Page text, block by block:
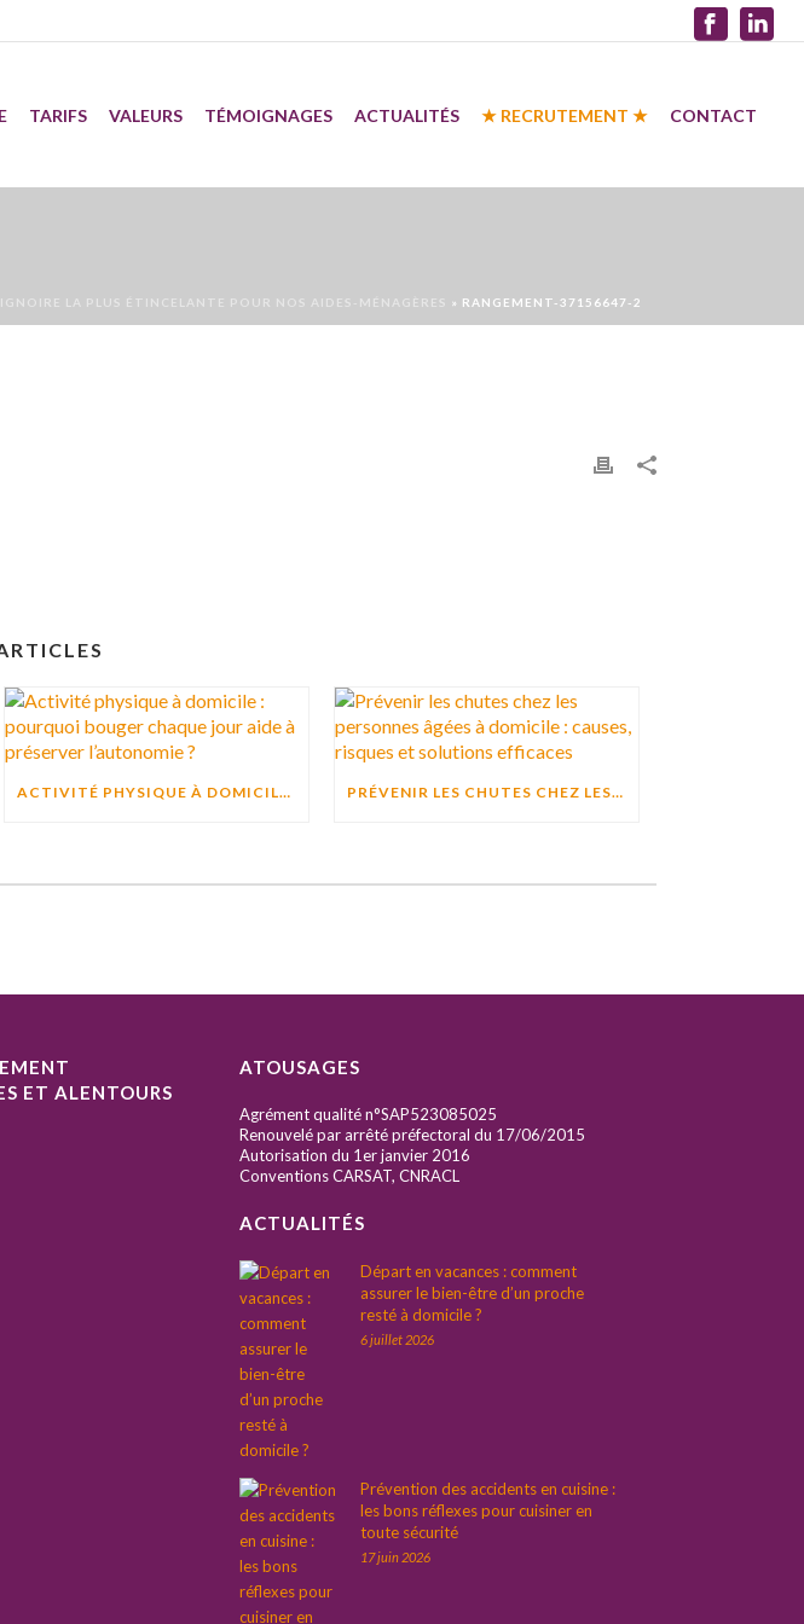
TARIFS VALEURS TÉMOIGNAGES ACTUALITÉS ★ RECRUTEMENT ★ CONTACT
LA PLUS ÉTINCELANTE POUR NOS AIDES-MÉNAGÈRES » RANGEMENT-37156647-2
ACTIVITÉ PHYSIQUE À DOMICILE : POURQUOI BOUGER CHAQUE JOUR AIDE À PRÉSERVER L’AUTONOMIE ? PRÉVENIR LES CHUTES CHEZ LES PERSONNES ÂGÉES À DOMICILE : CAUSES, RISQUES ET SOLUTIONS EFFICACES
ET ALENTOURS
ATOUSAGES
Agrément qualité n°SAP523085025
Renouvelé par arrêté préfectoral du 17/06/2015
Autorisation du 1er janvier 2016
Conventions CARSAT, CNRACL
ACTUALITÉS
Départ en vacances : comment
assurer le bien-être d’un proche
resté à domicile ?
6 juillet 2026
Prévention des accidents en cuisine :
les bons réflexes pour cuisiner en
toute sécurité
17 juin 2026